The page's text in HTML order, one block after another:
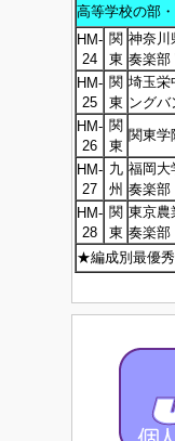
高等学校の部
HM-
24
関
東
神奈川
奏楽部
HM-
25
関
東
埼玉栄
ングバ
HM-
26
関
東
関東学
HM-
27
九
州
福岡大
奏楽部
HM-
28
関
東
東京農
奏楽部
★編成別最優